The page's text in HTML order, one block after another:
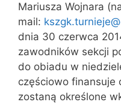
Mariusza Wojnara
mail:
dnia 30 czerwca
zawodników sekcji
do obiadu w
częściowo finansuje
zostaną określone